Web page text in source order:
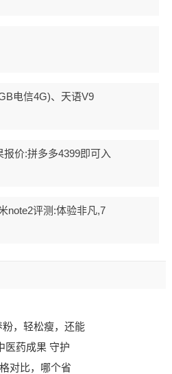
电信4G)、天语V9
报价:拼多多4399即可入
note2评测:体验非凡,7
，轻松瘦，还能
医药成果 守护
对比，哪个省